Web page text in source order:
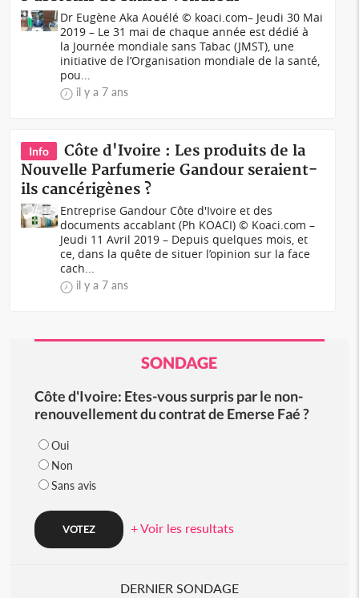
Dr Eugène Aka Aouélé © koaci.com– Jeudi 30 Mai
2019 – Le 31 mai de chaque année est dédié à
la Journée mondiale sans Tabac (JMST), une
initiative de l’Organisation mondiale de la santé,
pou...
il y a 7 ans
Info
Côte d'Ivoire : Les produits de la
Nouvelle Parfumerie Gandour seraient-
ils cancérigènes ?
Entreprise Gandour Côte d'Ivoire et des
documents accablant (Ph KOACI) © Koaci.com –
Jeudi 11 Avril 2019 – Depuis quelques mois, et
ce, dans la quête de situer l’opinion sur la face
cach...
il y a 7 ans
SONDAGE
Côte d'Ivoire: Etes-vous surpris par le non-
renouvellement du contrat de Emerse Faé ?
Oui
Non
Sans avis
+ Voir les resultats
DERNIER SONDAGE